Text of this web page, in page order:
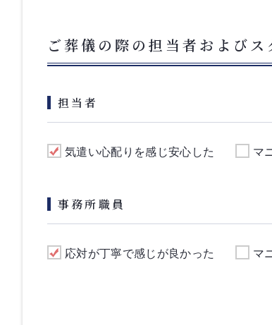
ご葬儀の際の担当者および
担当者
気遣い心配りを感じ安心した マ
事務所職員
応対が丁寧で感じが良かった マ